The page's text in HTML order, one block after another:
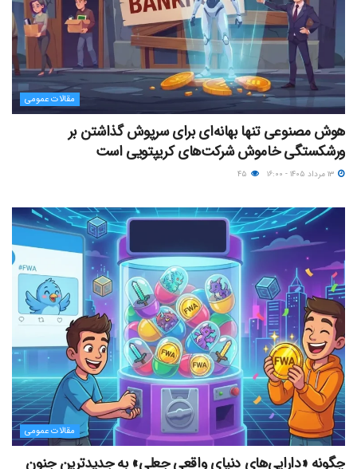
مقالات عمومی
هوش مصنوعی تنها بهانه‌ای برای سرپوش گذاشتن بر
ورشکستگی خاموش شرکت‌های کریپتویی است
مقالات عمومی
چگونه «دارایی‌های دنیای واقعیِ جعلی» به جدیدترین جنون